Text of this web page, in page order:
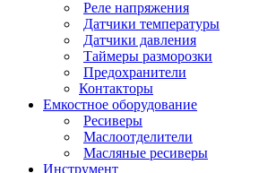
Реле напряжения
Датчики температуры
Датчики давления
Таймеры разморозки
Предохранители
Контакторы
Емкостное оборудование
Ресиверы
Маслоотделители
Масляные ресиверы
Инструмент